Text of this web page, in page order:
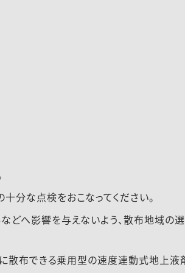
分な点検をおこなってください。
へ影響を与えないよう、散布地域の
布できる乗用型の速度連動式地上液